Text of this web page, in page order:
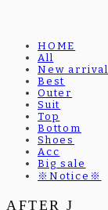
HOME
All
New arrival
Best
Outer
Suit
Top
Bottom
Shoes
Acc
Big sale
※Notice※
AFTER J